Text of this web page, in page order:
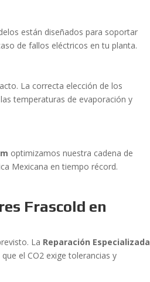
están diseñados para soportar
de fallos eléctricos en tu planta.
La correcta elección de los
temperaturas de evaporación y
optimizamos nuestra cadena de
Mexicana en tiempo récord.
Frascold en
La Reparación Especializada
el CO2 exige tolerancias y